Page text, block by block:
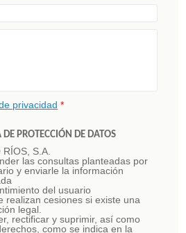
privacidad *
PROTECCIÓN DE DATOS
S.A.
las consultas planteadas por
y enviarle la información
del usuario
realizan cesiones si existe una
legal.
rectificar y suprimir, así como
como se indica en la